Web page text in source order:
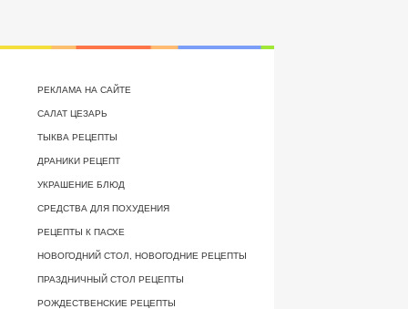
РЕКЛАМА НА САЙТЕ
САЛАТ ЦЕЗАРЬ
ТЫКВА РЕЦЕПТЫ
ДРАНИКИ РЕЦЕПТ
УКРАШЕНИЕ БЛЮД
СРЕДСТВА ДЛЯ ПОХУДЕНИЯ
РЕЦЕПТЫ К ПАСХЕ
НОВОГОДНИЙ СТОЛ, НОВОГОДНИЕ РЕЦЕПТЫ
ПРАЗДНИЧНЫЙ СТОЛ РЕЦЕПТЫ
РОЖДЕСТВЕНСКИЕ РЕЦЕПТЫ